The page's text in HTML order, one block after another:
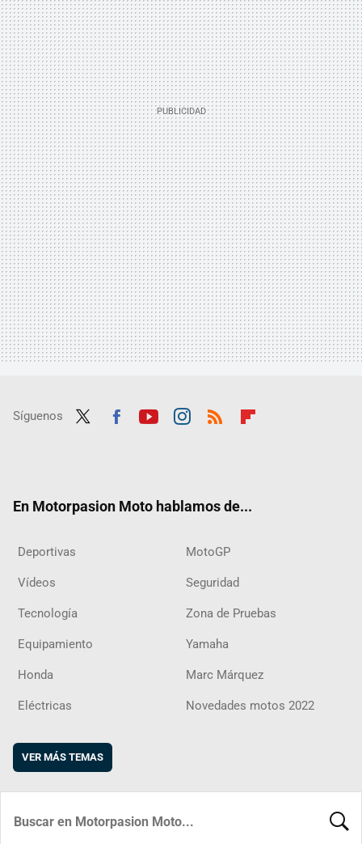
Síguenos
En Motorpasion Moto hablamos de...
Deportivas MotoGP
Vídeos Seguridad
Tecnología Zona de Pruebas
Equipamiento Yamaha
Honda Marc Márquez
Eléctricas Novedades motos 2022
VER MÁS TEMAS